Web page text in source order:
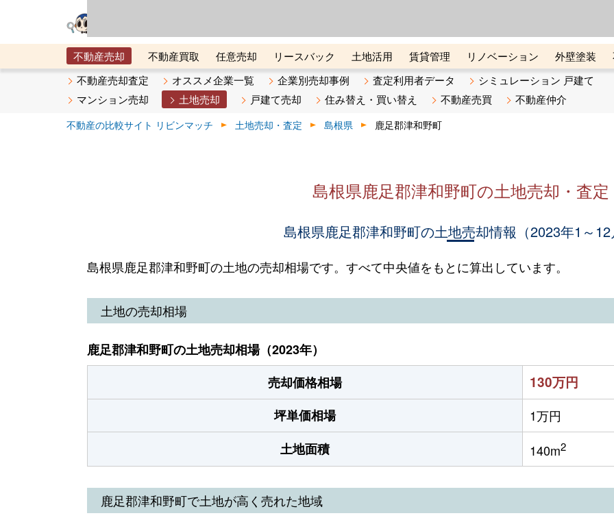
不動産売却 不動産買取 任意売却 リースバック 土地活用 賃貸管理 リノベーション 外壁塗装
メタ住宅展示場
ベスト不動産カンパニー オンライン講座 リビンマガジンBiz 不動産売却ご相談デスク
不動産売却査定 オススメ企業一覧 企業別売却事例 査定利用者データ
シミュレーション 戸建て
マンション売却
土地売却 戸建て売却 住み替え・買い替え 不動産売買 不動産仲介
不動産の比較サイト リビンマッチ 土地売却・査定 島根県 鹿足郡津和野町
島根県鹿足郡津和野町の土地売却・査定
島根県鹿足郡津和野町の土地売却情報（2023年1～
島根県鹿足郡津和野町の土地の売却相場です。すべて中央値をもとに算出しています。
土地の売却相場
鹿足郡津和野町の土地売却相場（2023年）
売却価格相場
130万円
坪単価相場
1万円
土地面積
140m2
鹿足郡津和野町で土地が高く売れた地域